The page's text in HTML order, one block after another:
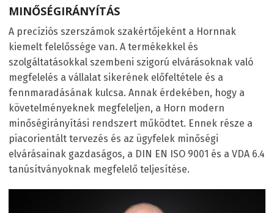
MINŐSÉGIRÁNYÍTÁS
A precíziós szerszámok szakértőjeként a Hornnak
kiemelt felelőssége van. A termékekkel és
szolgáltatásokkal szembeni szigorú elvárásoknak való
megfelelés a vállalat sikerének előfeltétele és a
fennmaradásának kulcsa. Annak érdekében, hogy a
követelményeknek megfeleljen, a Horn modern
minőségirányítási rendszert működtet. Ennek része a
piacorientált tervezés és az ügyfelek minőségi
elvárásainak gazdaságos, a DIN EN ISO 9001 és a VDA 6.4
tanúsítványoknak megfelelő teljesítése.